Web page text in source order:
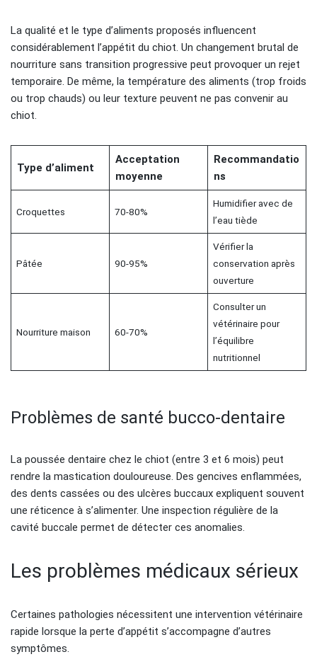
La qualité et le type d’aliments proposés influencent
considérablement l’appétit du chiot. Un changement brutal de
nourriture sans transition progressive peut provoquer un rejet
temporaire. De même, la température des aliments (trop froids
ou trop chauds) ou leur texture peuvent ne pas convenir au
chiot.
Type d’aliment
Acceptation
moyenne
Recommandatio
ns
Croquettes 70-80%
Humidifier avec de
l’eau tiède
Pâtée 90-95%
Vérifier la
conservation après
ouverture
Nourriture maison 60-70%
Consulter un
vétérinaire pour
l’équilibre
nutritionnel
Problèmes de santé bucco-dentaire
La poussée dentaire chez le chiot (entre 3 et 6 mois) peut
rendre la mastication douloureuse. Des gencives enflammées,
des dents cassées ou des ulcères buccaux expliquent souvent
une réticence à s’alimenter. Une inspection régulière de la
cavité buccale permet de détecter ces anomalies.
Les problèmes médicaux sérieux
Certaines pathologies nécessitent une intervention vétérinaire
rapide lorsque la perte d’appétit s’accompagne d’autres
symptômes.